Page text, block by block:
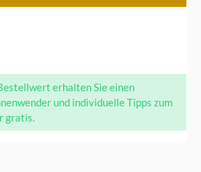
erhalten Sie einen
und individuelle Tipps zum
gratis.